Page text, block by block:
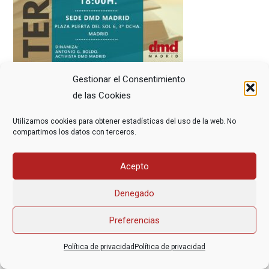
Gestionar el Consentimiento
de las Cookies
Utilizamos cookies para obtener estadísticas del uso de la web. No
compartimos los datos con terceros.
Acepto
Denegado
Preferencias
Política de privacidad Política de privacidad
informacion@derechoamorir.org